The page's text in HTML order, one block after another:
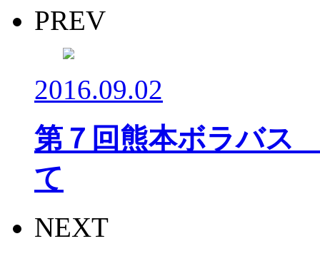
PREV
2016.09.02
第７回熊本ボラバス
て
NEXT